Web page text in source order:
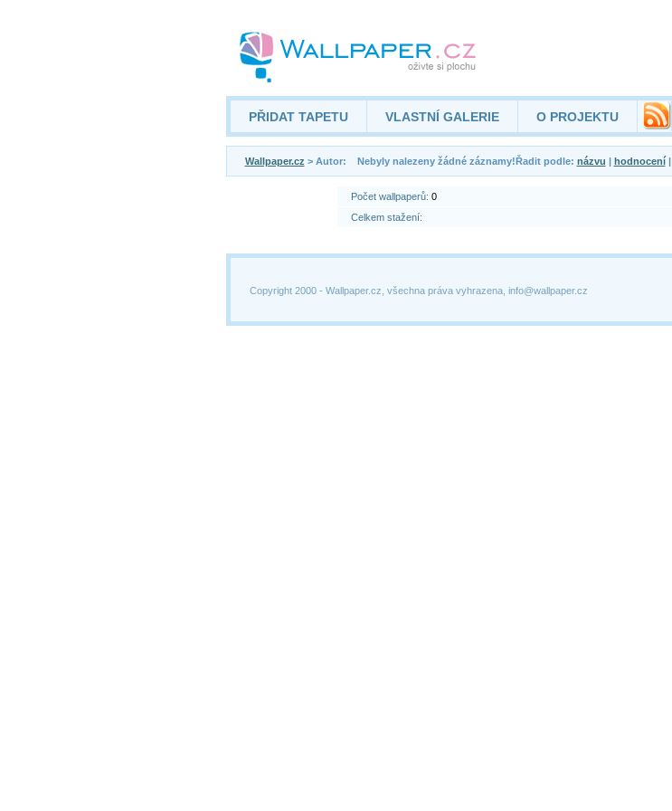
PŘIDAT TAPETU VLASTNÍ GALERIE O PROJEKTU
Wallpaper.cz > Autor: Nebyly nalezeny žádné záznamy!Řadit podle: názvu | hodnocení|
Počet wallpaperů: 0
Celkem stažení:
Copyright 2000 - Wallpaper.cz, všechna práva vyhrazena, info@wallpaper.cz